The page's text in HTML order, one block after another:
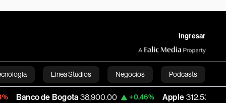
Ingresar
Línea Studios Negocios Podcasts
English
Bogota 38,900.00 +0.46% Apple 312.53 +0.51%